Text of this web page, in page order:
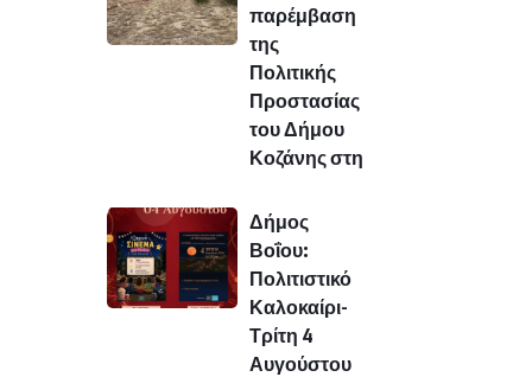
παρέμβαση
της
Πολιτικής
Προστασίας
του Δήμου
Κοζάνης στη
Δήμος
Βοΐου:
Πολιτιστικό
Καλοκαίρι-
Τρίτη 4
Αυγούστου